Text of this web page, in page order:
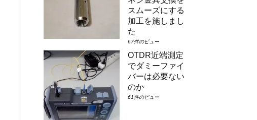
スムーズにする
加工を施しまし
た
67件のビュー
OTDR近端測定
でダミーファイ
バーは必要ない
のか
61件のビュー